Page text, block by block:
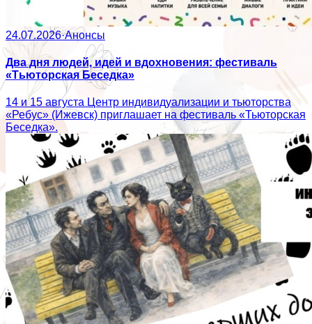
24.07.2026·Анонсы
Два дня людей, идей и вдохновения: фестиваль
«Тьюторская Беседка»
14 и 15 августа Центр индивидуализации и тьюторства
«Ребус» (Ижевск) приглашает на фестиваль «Тьюторская
Беседка».